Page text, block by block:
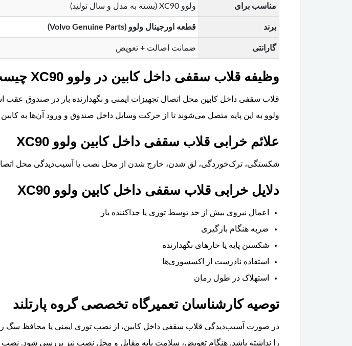
مناسب برای ولوو XC90 (بسته به مدل و سال تولید)
برند قطعه اورجینال ولوو (Volvo Genuine Parts)
گارانتی ضمانت اصالت + تعویض
وظیفه قلاب سقفی داخل کابین در ولوو XC90 چیست؟
قلاب سقفی داخل کابین محل اتصال تجهیزات ایمنی و نگهدارنده بار در صندوق
ولوو به این پایه متصل می‌شوند تا از حرکت وسایل داخل صندوق و ورود آن‌ها به
علائم خرابی قلاب سقفی داخل کابین ولوو XC90
شکستگی، ترک‌خوردگی، لق شدن، خارج شدن از محل نصب یا آسیب‌دیدگی محل اتصال
دلایل خرابی قلاب سقفی داخل کابین ولوو XC90
اعمال نیروی بیش از حد توسط توری یا جداکننده بار
ضربه هنگام بارگیری
شکستن پایه یا خارهای نگهدارنده
استفاده نادرست از اکسسوری‌ها
استهلاک در طول زمان
توصیه کارشناسان تعمیرگاه تخصصی گروه پارتلند
در صورت آسیب‌دیدگی قلاب سقفی داخل کابین، از نصب توری ایمنی یا محافظ سگ
را نداشته باشد. هنگام تعویض، سلامت پایه مقابل و محل نصب نیز بررسی شود.